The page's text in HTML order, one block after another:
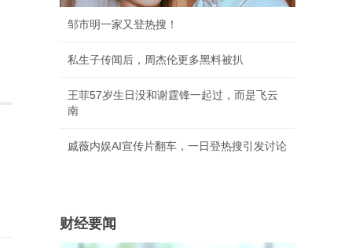
邹市明一家又登热搜！
私生子传闻后，周杰伦更多黑料被扒
王菲57岁生日没和谢霆锋一起过，而是飞云
南
戚薇内娱AI宣传片翻车，一日登热搜引发讨论
财经要闻